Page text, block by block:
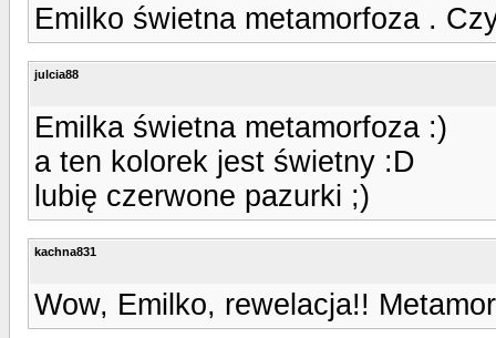
Emilko świetna metamorfoza .
julcia88
Emilka świetna metamorfoza :)
a ten kolorek jest świetny :D
lubię czerwone pazurki ;)
kachna831
Wow, Emilko, rewelacja!!